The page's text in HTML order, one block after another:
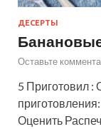
ДЕСЕРТЫ
Оставьте
5 Приготовил :
Оценить